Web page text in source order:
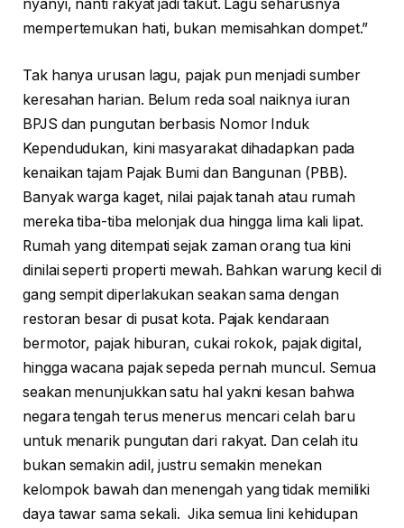
nyanyi, nanti rakyat jadi takut. Lagu seharusnya
mempertemukan hati, bukan memisahkan dompet.”
Tak hanya urusan lagu, pajak pun menjadi sumber
keresahan harian. Belum reda soal naiknya iuran
BPJS dan pungutan berbasis Nomor Induk
Kependudukan, kini masyarakat dihadapkan pada
kenaikan tajam Pajak Bumi dan Bangunan (PBB).
Banyak warga kaget, nilai pajak tanah atau rumah
mereka tiba-tiba melonjak dua hingga lima kali lipat.
Rumah yang ditempati sejak zaman orang tua kini
dinilai seperti properti mewah. Bahkan warung kecil di
gang sempit diperlakukan seakan sama dengan
restoran besar di pusat kota. Pajak kendaraan
bermotor, pajak hiburan, cukai rokok, pajak digital,
hingga wacana pajak sepeda pernah muncul. Semua
seakan menunjukkan satu hal yakni kesan bahwa
negara tengah terus menerus mencari celah baru
untuk menarik pungutan dari rakyat. Dan celah itu
bukan semakin adil, justru semakin menekan
kelompok bawah dan menengah yang tidak memiliki
daya tawar sama sekali. Jika semua lini kehidupan